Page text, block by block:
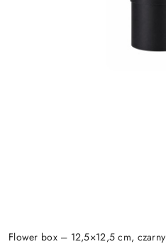
Flower box – 12,5×12,5 cm, czarny